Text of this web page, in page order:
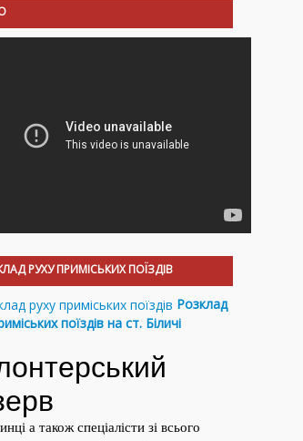
РУХУ ПРИМІСЬКИХ ПОЇЗДІВ
Розклад
поїздів на ст. Біличі